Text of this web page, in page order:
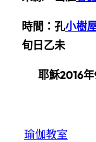
時間：孔小樹
旬日乙未
耶穌2016年
瑜伽教室